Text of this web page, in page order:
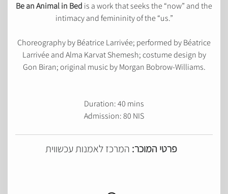
Be an Animal in Bed is a work that seeks the “now” and the
intimacy and femininity of the “us.”
Choreography by Béatrice Larrivée; performed by Béatrice
Larrivée and Alma Karvat Shemesh; costume design by
Gon Biran; original music by Morgan Bobrow-Williams.
Duration: 40 mins
Admission: 80 NIS
פרטי המוכר: המרכז לאמנות עכשווית